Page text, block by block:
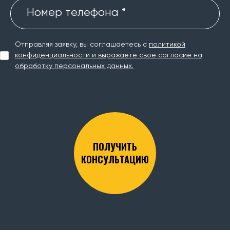
Номер телефона *
Отправляя заявку, вы соглашаетесь с политикой
конфиденциальности и выражаете свое согласие на
обработку персональных данных.
ПОЛУЧИТЬ
КОНСУЛЬТАЦИЮ